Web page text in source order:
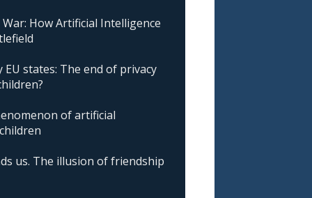
How Artificial Intelligence
states: The end of privacy
of artificial
us. The illusion of friendship